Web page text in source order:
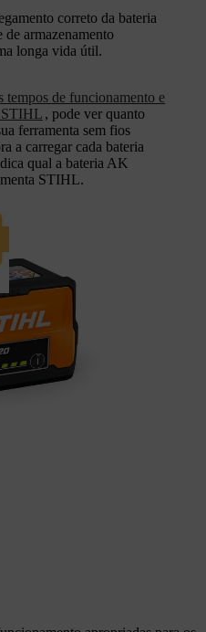
correto da bateria
armazenamento
longa vida útil.
tempos de funcionamento e
STIHL , pode ver quanto
ferramenta sem fios
a carregar cada bateria
qual a bateria AK
STIHL.